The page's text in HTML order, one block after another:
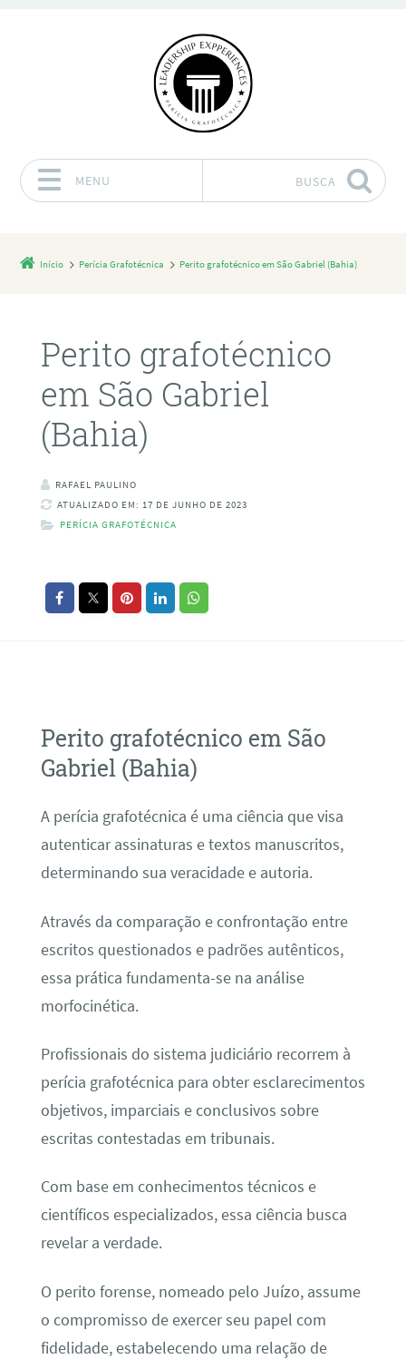
MENU BUSCA
Início Perícia Grafotécnica Perito grafotécnico em São Gabriel (Bahia)
Perito grafotécnico
em São Gabriel
(Bahia)
RAFAEL PAULINO
ATUALIZADO EM: 17 DE JUNHO DE 2023
PERÍCIA GRAFOTÉCNICA
Perito grafotécnico em São
Gabriel (Bahia)
A perícia grafotécnica é uma ciência que visa
autenticar assinaturas e textos manuscritos,
determinando sua veracidade e autoria.
Através da comparação e confrontação entre
escritos questionados e padrões autênticos,
essa prática fundamenta-se na análise
morfocinética.
Profissionais do sistema judiciário recorrem à
perícia grafotécnica para obter esclarecimentos
objetivos, imparciais e conclusivos sobre
escritas contestadas em tribunais.
Com base em conhecimentos técnicos e
científicos especializados, essa ciência busca
revelar a verdade.
O perito forense, nomeado pelo Juízo, assume
o compromisso de exercer seu papel com
fidelidade, estabelecendo uma relação de